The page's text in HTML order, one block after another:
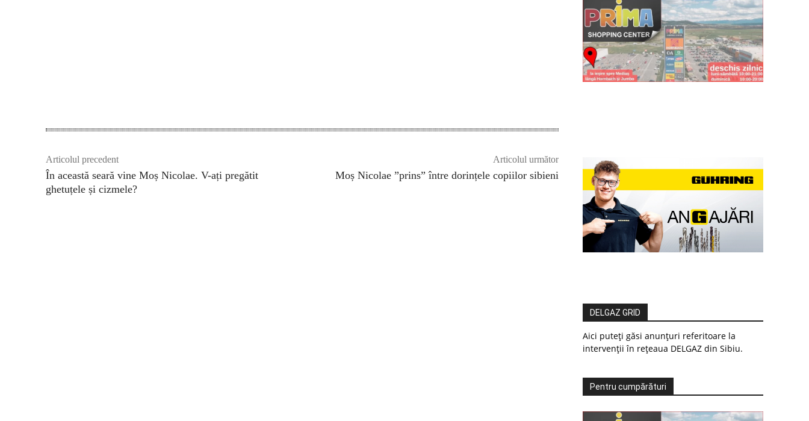
Articolul precedent
În această seară vine Moș Nicolae. V-ați pregătit
ghetuțele și cizmele?
Articolul următor
Moș Nicolae ”prins” între dorințele copiilor sibieni
DELGAZ GRID
Aici puteți găsi anunțuri referitoare la
intervenții în rețeaua DELGAZ din Sibiu.
Pentru cumpărături